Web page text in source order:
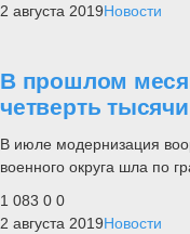
2 августа 2019Новости
В прошлом
четверть
В июле модернизация
военного округа шла по
1 083 0 0
2 августа 2019Новости